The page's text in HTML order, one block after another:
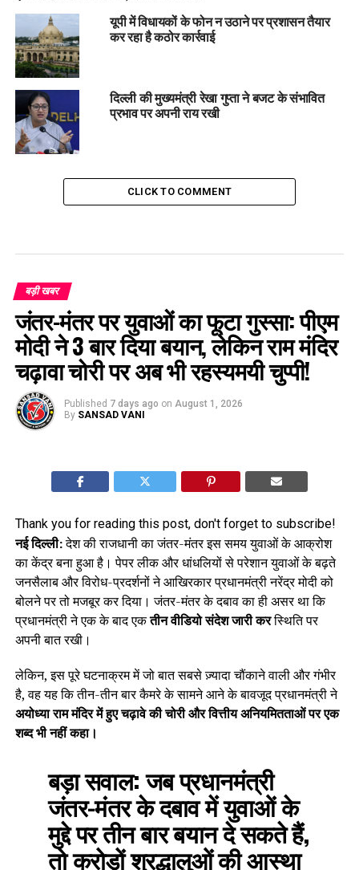
यूपी में विधायकों के फोन न उठाने पर प्रशासन तैयार
कर रहा है कठोर कार्रवाई
दिल्ली की मुख्यमंत्री रेखा गुप्ता ने बजट के संभावित
प्रभाव पर अपनी राय रखी
CLICK TO COMMENT
बड़ी खबर
जंतर-मंतर पर युवाओं का फूटा गुस्सा: पीएम
मोदी ने 3 बार दिया बयान, लेकिन राम मंदिर
चढ़ावा चोरी पर अब भी रहस्यमयी चुप्पी!
Published 7 days ago on August 1, 2026
By SANSAD VANI
Thank you for reading this post, don't forget to subscribe!
नई दिल्ली:देश की राजधानी का जंतर-मंतर इस समय युवाओं के आक्रोश
का केंद्र बना हुआ है। पेपर लीक और धांधलियों से परेशान युवाओं के बढ़ते
जनसैलाब और विरोध-प्रदर्शनों ने आखिरकार प्रधानमंत्री नरेंद्र मोदी को
बोलने पर तो मजबूर कर दिया। जंतर-मंतर के दबाव का ही असर था कि
प्रधानमंत्री ने एक के बाद एकतीन वीडियो संदेश जारी करस्थिति पर
अपनी बात रखी।
लेकिन, इस पूरे घटनाक्रम में जो बात सबसे ज़्यादा चौंकाने वाली और गंभीर
है, वह यह कि तीन-तीन बार कैमरे के सामने आने के बावजूद प्रधानमंत्री ने
अयोध्या राम मंदिर में हुए चढ़ावे की चोरी और वित्तीय अनियमितताओं पर एक
शब्द भी नहीं कहा।
बड़ा सवाल:जब प्रधानमंत्री
जंतर-मंतर के दबाव में युवाओं के
मुद्दे पर तीन बार बयान दे सकते हैं,
तो करोड़ों श्रद्धालुओं की आस्था